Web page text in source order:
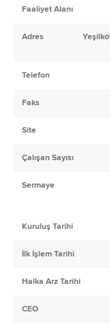
Faaliyet Alanı
Adres
Telefon
Faks
Site
Çalışan Sayısı
Sermaye
Kuruluş Tarihi
İlk İşlem Tarihi
Halka Arz Tarihi
CEO